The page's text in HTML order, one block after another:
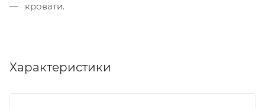
кровати.
Характеристики